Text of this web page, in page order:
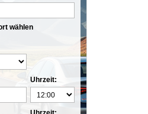
wählen
Uhrzeit: